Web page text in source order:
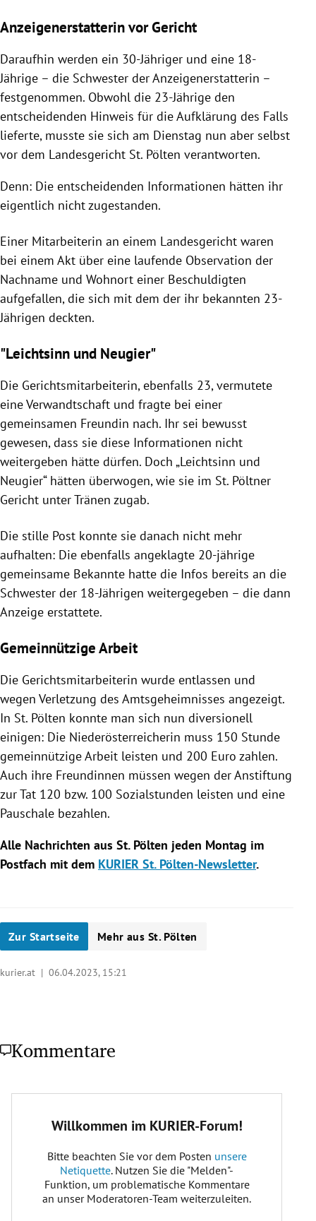
Anzeigenerstatterin vor Gericht
Daraufhin werden ein 30-Jähriger und eine 18-
Jährige – die Schwester der Anzeigenerstatterin –
festgenommen. Obwohl die 23-Jährige den
entscheidenden Hinweis für die Aufklärung des Falls
lieferte, musste sie sich am Dienstag nun aber selbst
vor dem Landesgericht St. Pölten verantworten.
Denn: Die entscheidenden Informationen hätten ihr
eigentlich nicht zugestanden.
Einer Mitarbeiterin an einem Landesgericht waren
bei einem Akt über eine laufende Observation der
Nachname und Wohnort einer Beschuldigten
aufgefallen, die sich mit dem der ihr bekannten 23-
Jährigen deckten.
"Leichtsinn und Neugier"
Die Gerichtsmitarbeiterin, ebenfalls 23, vermutete
eine Verwandtschaft und fragte bei einer
gemeinsamen Freundin nach. Ihr sei bewusst
gewesen, dass sie diese Informationen nicht
weitergeben hätte dürfen. Doch „Leichtsinn und
Neugier“ hätten überwogen, wie sie im St. Pöltner
Gericht unter Tränen zugab.
Die stille Post konnte sie danach nicht mehr
aufhalten: Die ebenfalls angeklagte 20-jährige
gemeinsame Bekannte hatte die Infos bereits an die
Schwester der 18-Jährigen weitergegeben – die dann
Anzeige erstattete.
Gemeinnützige Arbeit
Die Gerichtsmitarbeiterin wurde entlassen und
wegen Verletzung des Amtsgeheimnisses angezeigt.
In St. Pölten konnte man sich nun diversionell
einigen: Die Niederösterreicherin muss 150 Stunde
gemeinnützige Arbeit leisten und 200 Euro zahlen.
Auch ihre Freundinnen müssen wegen der Anstiftung
zur Tat 120 bzw. 100 Sozialstunden leisten und eine
Pauschale bezahlen.
Alle Nachrichten aus St. Pölten jeden Montag im
Postfach mit dem KURIER St. Pölten-Newsletter.
Zur Startseite Mehr aus St. Pölten
kurier.at | 06.04.2023, 15:21
Kommentare